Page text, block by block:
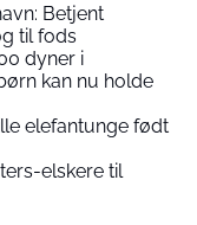
Betjent
til fods
dyner i
kan nu holde
elefantunge født
elskere til